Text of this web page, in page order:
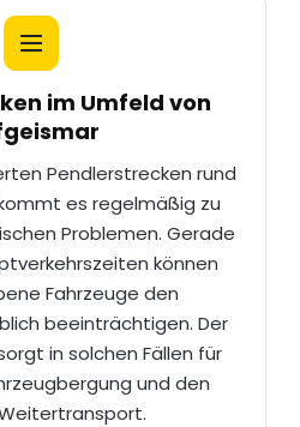
im Umfeld von
Pendlerstrecken rund
es regelmäßig zu
Problemen. Gerade
können
Fahrzeuge den
beeinträchtigen. Der
in solchen Fällen für
und den